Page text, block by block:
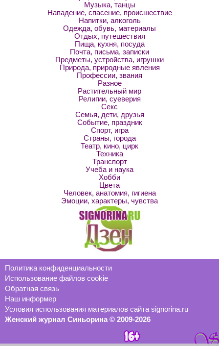
Музыка, танцы
Нападение, спасение, происшествие
Напитки, алкоголь
Одежда, обувь, материалы
Отдых, путешествия
Пища, кухня, посуда
Почта, письма, записки
Предметы, устройства, игрушки
Природа, природные явления
Профессии, звания
Разное
Растительный мир
Религии, суеверия
Секс
Семья, дети, друзья
Событие, праздник
Спорт, игра
Страны, города
Театр, кино, цирк
Техника
Транспорт
Учеба и наука
Хобби
Цвета
Человек, анатомия, гигиена
Эмоции, характеры, чувства
Политика конфиденциальности
Использование файлов cookie
Обратная связь
Наш информер
Условия использования материалов сайта signorina.ru
Женский журнал Синьорина © 2009-2026